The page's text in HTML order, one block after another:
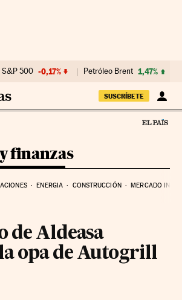
S&P 500 -0,17% Petróleo Brent 1,47%
SUSCRÍBETE
finanzas
ENERGIA CONSTRUCCIÓN MERCADO
de Aldeasa
opa de Autogrill